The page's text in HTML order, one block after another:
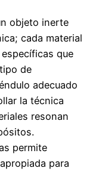
objeto inerte
cada material
que
de
adecuado
la técnica
resonan
permite
para